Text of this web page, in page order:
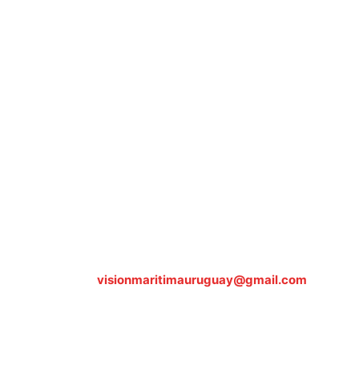
visionmaritimauruguay@gmail.com